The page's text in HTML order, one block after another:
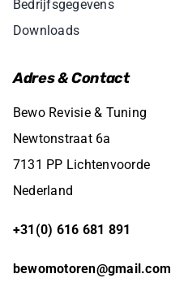
Bedrijfsgegevens
Downloads
Adres & Contact
Bewo Revisie & Tuning
Newtonstraat 6a
7131 PP Lichtenvoorde
Nederland
+31(0) 616 681 891
bewomotoren@gmail.com